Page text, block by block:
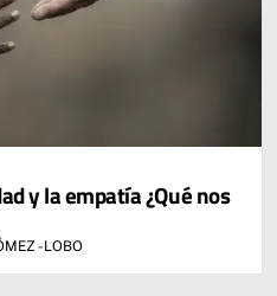
y la empatía ¿Qué nos
-LOBO